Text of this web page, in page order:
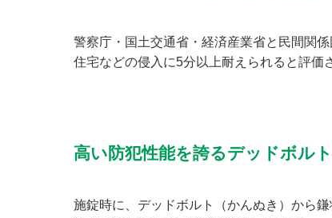
警察庁・国土交通省・経済産業省と民間関
住宅などの侵入に5分以上耐えられると評価
高い防犯性能を誇るデッドボルト
施錠時に、デッドボルト（かんぬき）から